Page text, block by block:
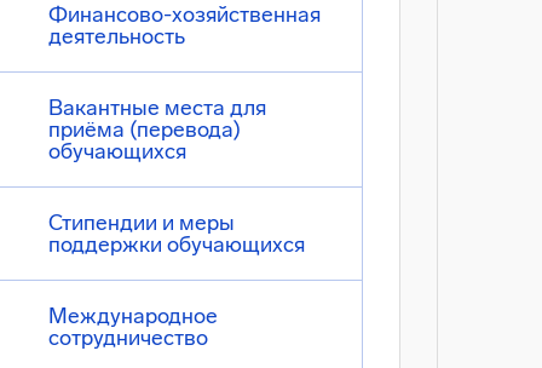
Финансово-хозяйственная
деятельность
Вакантные места для
приёма (перевода)
обучающихся
Стипендии и меры
поддержки обучающихся
Международное
сотрудничество